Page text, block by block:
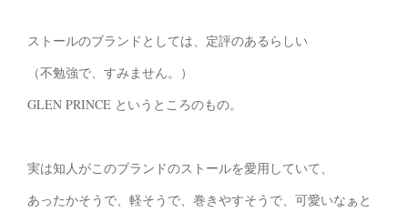
ストールのブランドとしては、定評のあるらしい
（不勉強で、すみません。）
GLEN PRINCE というところのもの。
実は知人がこのブランドのストールを愛用していて、
あったかそうで、軽そうで、巻きやすそうで、可愛いなぁと